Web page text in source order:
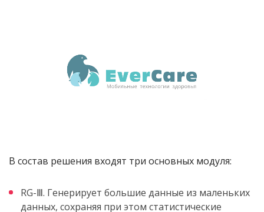
В состав решения входят три основных модуля:
RG-Ⅲ. Генерирует большие данные из маленьких
данных, сохраняя при этом статистические